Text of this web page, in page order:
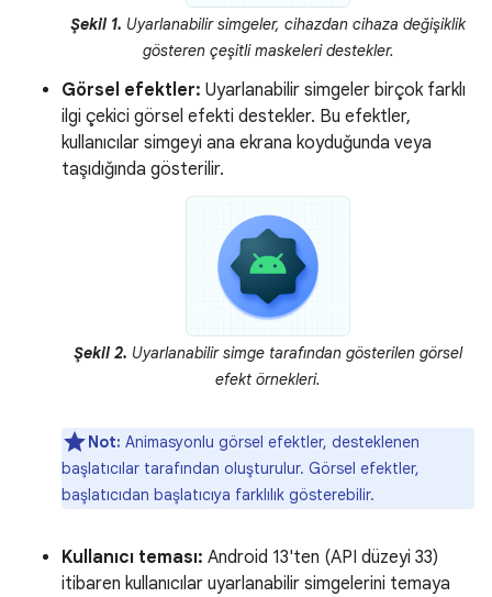
Şekil 1. Uyarlanabilir simgeler, cihazdan cihaza değişiklik
gösteren çeşitli maskeleri destekler.
Görsel efektler: Uyarlanabilir simgeler birçok farklı
ilgi çekici görsel efekti destekler. Bu efektler,
kullanıcılar simgeyi ana ekrana koyduğunda veya
taşıdığında gösterilir.
Şekil 2. Uyarlanabilir simge tarafından gösterilen görsel
efekt örnekleri.
Not: Animasyonlu görsel efektler, desteklenen
başlatıcılar tarafından oluşturulur. Görsel efektler,
başlatıcıdan başlatıcıya farklılık gösterebilir.
Kullanıcı teması: Android 13'ten (API düzeyi 33)
itibaren kullanıcılar uyarlanabilir simgelerini temaya